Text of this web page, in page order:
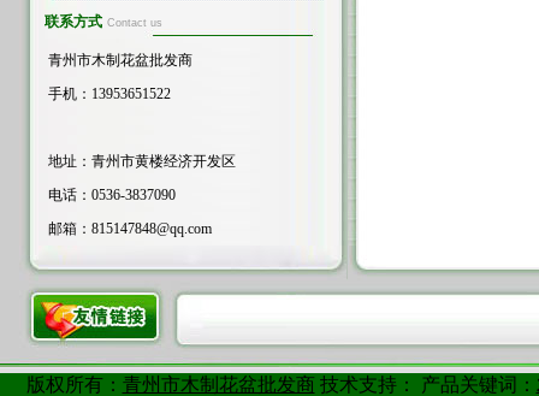
联系方式 Contact us
青州市木制花盆批发商
手机：13953651522
地址：青州市黄楼经济开发区
电话：0536-3837090
邮箱： 815147848@qq.com
版权所有： 青州市木制花盆批发商技术支持： 产品关键词：